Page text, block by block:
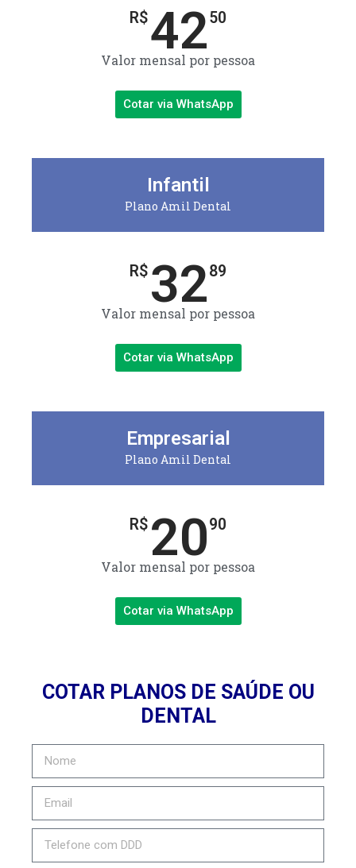
R$4250
Valor mensal por pessoa
Cotar via WhatsApp
Infantil
Plano Amil Dental
R$ 3289
Valor mensal por pessoa
Cotar via WhatsApp
Empresarial
Plano Amil Dental
R$ 2090
Valor mensal por pessoa
Cotar via WhatsApp
COTAR PLANOS DE SAÚDE OU
DENTAL